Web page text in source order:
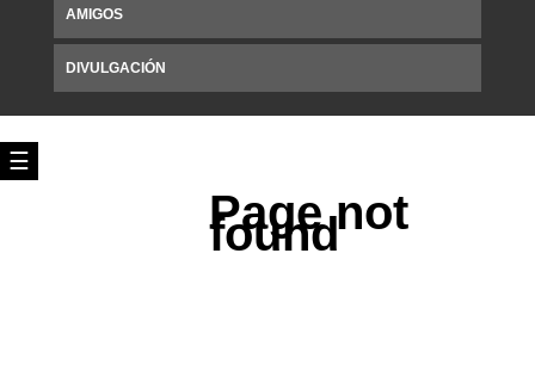
☰
AMIGOS
DIVULGACIÓN
Page not
found